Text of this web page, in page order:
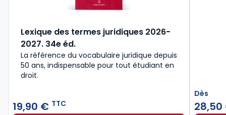
Lexique des termes juridiques 2026-
2027. 34e éd.
La référence du vocabulaire juridique depuis
50 ans, indispensable pour tout étudiant en
droit.​
19,90 € TTC
Dès